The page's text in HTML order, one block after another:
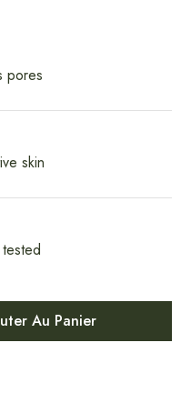
pores
skin
Au Panier